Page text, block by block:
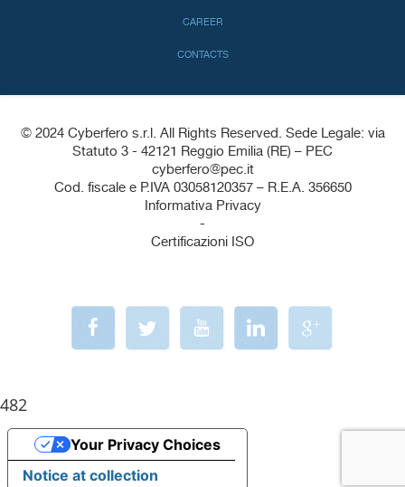
CAREER
CONTACTS
© 2024 Cyberfero s.r.l. All Rights Reserved. Sede Legale: via
Statuto 3 - 42121 Reggio Emilia (RE) – PEC
cyberfero@pec.it
Cod. fiscale e P.IVA 03058120357 – R.E.A. 356650
Informativa Privacy
-
Certificazioni ISO
482
Notice at collection
Your Privacy Choices